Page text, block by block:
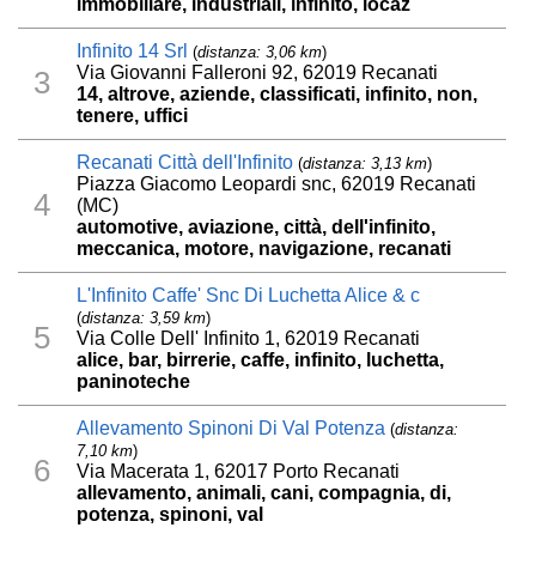
3
Infinito 14 Srl (distanza: 3,06 km)
Via Giovanni Falleroni 92, 62019 Recanati
14, altrove, aziende, classificati, infinito, non,
tenere, uffici
4
Recanati Città dell'Infinito (distanza: 3,13 km)
Piazza Giacomo Leopardi snc, 62019 Recanati
(MC)
automotive, aviazione, città, dell'infinito,
meccanica, motore, navigazione, recanati
5
L'Infinito Caffe' Snc Di Luchetta Alice & c
(distanza: 3,59 km)
Via Colle Dell' Infinito 1, 62019 Recanati
alice, bar, birrerie, caffe, infinito, luchetta,
paninoteche
6
Allevamento Spinoni Di Val Potenza (distanza:
7,10 km)
Via Macerata 1, 62017 Porto Recanati
allevamento, animali, cani, compagnia, di,
potenza, spinoni, val